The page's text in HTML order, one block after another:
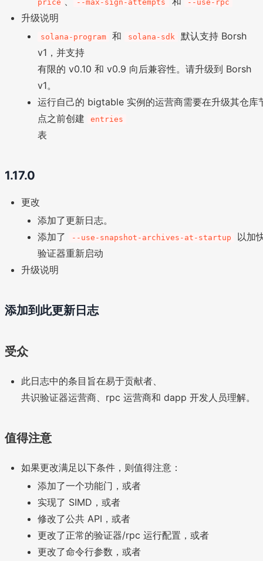
price --max-sign-attempts --use-rpc
升级说明
solana-program 和 solana-sdk
默认支持 Borsh
v1，并支持
有限的 v0.10 和 v0.9 向后兼容性。请升级到 Borsh
v1。
运行自己的 bigtable 实例的运营商需要在升级其仓库
点之前创建
entries
表
1.17.0
更改
添加了更新日志。
添加了
--use-snapshot-archives-at-startup
以加
验证器重新启动
升级说明
添加到此更新日志
受众
此日志中的条目旨在易于贡献者、
共识验证器运营商、rpc 运营商和 dapp 开发人员理解。
值得注意
如果更改满足以下条件，则值得注意：
添加了一个功能门，或者
实现了 SIMD，或者
修改了公共 API，或者
更改了正常的验证器/rpc 运行配置，或者
更改了命令行参数，或者